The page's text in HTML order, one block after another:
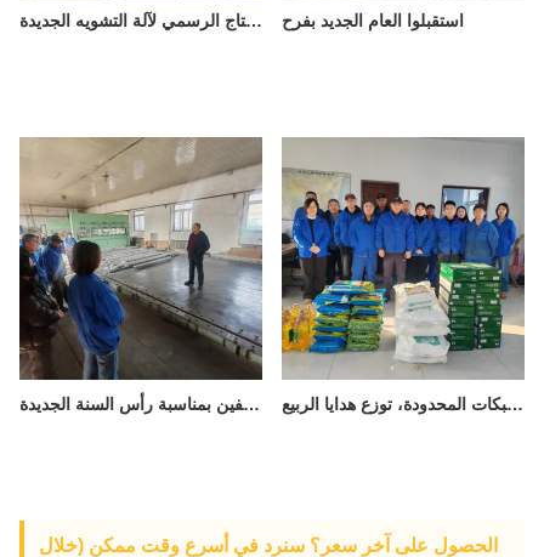
تم بدء الإنتاج الرسمي لآلة التشويه الجديدة استقبلوا العام الجديد بفرح
عقدت شركة شنيانغ شوغوانغ لصناعة الشبكات اجتماعها السنوي للموظفين بمناسبة رأس السنة الجديدة هدايا دافئة في نهاية العام، وانطلاقة نحو مستقبل جديد - شركة شنيانغ شوغوانغ لصناعة الشبكات المحدودة، توزع هدايا الربيع
الحصول على آخر سعر؟ سنرد في أسرع وقت ممكن (خلال